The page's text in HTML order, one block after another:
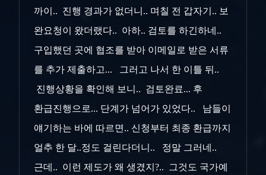
까이.. 진행 경과가 없더니.. 며칠 전 갑자기.. 보
완요청이 왔더랬다.. 아하.. 검토를 하긴하네..
구입했던 곳에 협조를 받아 이메일로 받은 서류
를 추가 제출하고... 그러고 나서 한 이틀 뒤..
진행상황을 확인해 보니.. 검토완료... 후
환급진행으로... 단계가 넘어가 있었다.. 남들이
얘기하는 바에 따르면.. 신청부터 최종 환급까지
얼추 한 달..정도 걸린다더니.. 정말 그러네..
근데.. 이런 제도가 왜 생겼지?.. 그것도 국가예